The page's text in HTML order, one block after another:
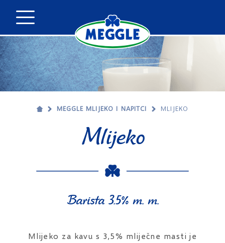
MEGGLE MLIJEKO I NAPITCI MLIJEKO
Mlijeko
Barista 3.5% m. m.
Mlijeko za kavu s 3,5% mliječne masti je